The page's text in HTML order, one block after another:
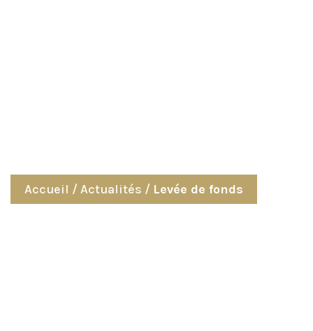
Accueil / Actualités / Levée de fonds